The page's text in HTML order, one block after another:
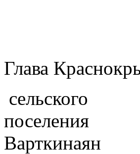
Глава
сельского
Варткинаян